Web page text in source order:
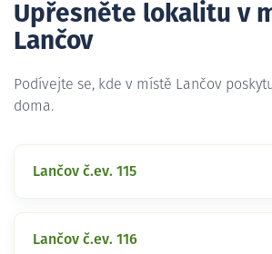
Upřesněte lokalitu v
Lančov
Podívejte se, kde v místě Lančov
doma.
Lančov č.ev. 115
Lančov č.ev. 116